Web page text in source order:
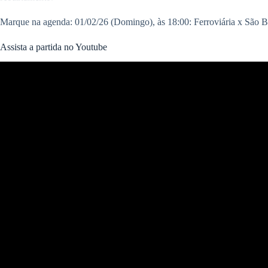
Marque na agenda: 01/02/26 (Domingo), às 18:00: Ferroviária x São
Assista a partida no Youtube